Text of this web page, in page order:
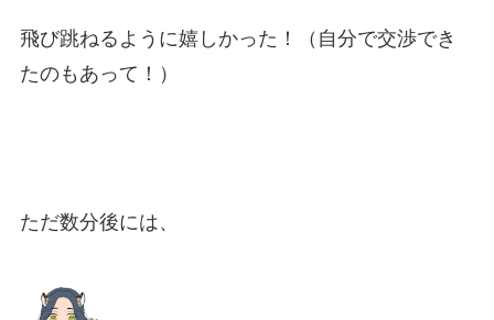
飛び跳ねるように嬉しかった！（自分で交渉でき
たのもあって！）
ただ数分後には、